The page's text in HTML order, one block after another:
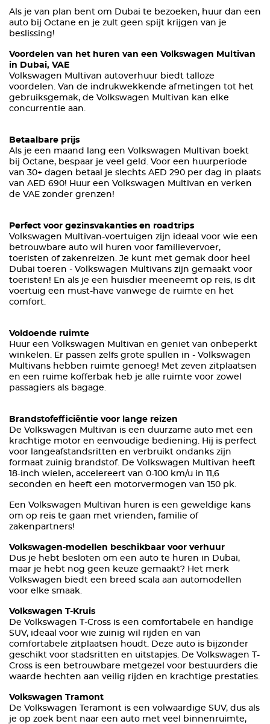
Als je van plan bent om Dubai te bezoeken, huur dan een
auto bij Octane en je zult geen spijt krijgen van je
beslissing!
Voordelen van het huren van een Volkswagen Multivan
in Dubai, VAE
Volkswagen Multivan autoverhuur biedt talloze
voordelen. Van de indrukwekkende afmetingen tot het
gebruiksgemak, de Volkswagen Multivan kan elke
concurrentie aan.
Betaalbare prijs
Als je een maand lang een Volkswagen Multivan boekt
bij Octane, bespaar je veel geld. Voor een huurperiode
van 30+ dagen betaal je slechts AED 290 per dag in plaats
van AED 690! Huur een Volkswagen Multivan en verken
de VAE zonder grenzen!
Perfect voor gezinsvakanties en roadtrips
Volkswagen Multivan-voertuigen zijn ideaal voor wie een
betrouwbare auto wil huren voor familievervoer,
toeristen of zakenreizen. Je kunt met gemak door heel
Dubai toeren - Volkswagen Multivans zijn gemaakt voor
toeristen! En als je een huisdier meeneemt op reis, is dit
voertuig een must-have vanwege de ruimte en het
comfort.
Voldoende ruimte
Huur een Volkswagen Multivan en geniet van onbeperkt
winkelen. Er passen zelfs grote spullen in - Volkswagen
Multivans hebben ruimte genoeg! Met zeven zitplaatsen
en een ruime kofferbak heb je alle ruimte voor zowel
passagiers als bagage.
Brandstofefficiëntie voor lange reizen
De Volkswagen Multivan is een duurzame auto met een
krachtige motor en eenvoudige bediening. Hij is perfect
voor langeafstandsritten en verbruikt ondanks zijn
formaat zuinig brandstof. De Volkswagen Multivan heeft
18-inch wielen, accelereert van 0-100 km/u in 11,6
seconden en heeft een motorvermogen van 150 pk.
Een Volkswagen Multivan huren is een geweldige kans
om op reis te gaan met vrienden, familie of
zakenpartners!
Volkswagen-modellen beschikbaar voor verhuur
Dus je hebt besloten om een auto te huren in Dubai,
maar je hebt nog geen keuze gemaakt? Het merk
Volkswagen biedt een breed scala aan automodellen
voor elke smaak.
Volkswagen T-Kruis
De Volkswagen T-Cross is een comfortabele en handige
SUV, ideaal voor wie zuinig wil rijden en van
comfortabele zitplaatsen houdt. Deze auto is bijzonder
geschikt voor stadsritten en uitstapjes. De Volkswagen T-
Cross is een betrouwbare metgezel voor bestuurders die
waarde hechten aan veilig rijden en krachtige prestaties.
Volkswagen Tramont
De Volkswagen Teramont is een volwaardige SUV, dus als
je op zoek bent naar een auto met veel binnenruimte,